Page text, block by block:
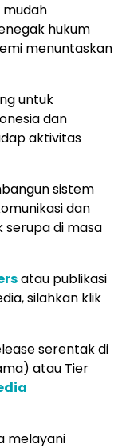
mudah
hukum
menuntaskan
untuk
dan
aktivitas
sistem
dan
serupa di masa
atau publikasi
silahkan klik
serentak di
atau Tier
melayani